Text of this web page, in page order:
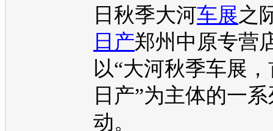
日秋季大河车展之
日产郑州中原专营
以“大河秋季车展
日产”为主体的一
动。